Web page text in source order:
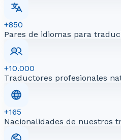
+850
Pares de idiomas para
+10.000
Traductores profesionales
+165
Nacionalidades de nuestros